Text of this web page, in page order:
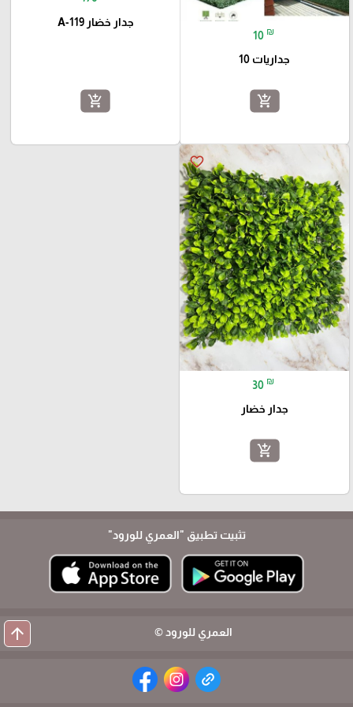
10 ₪
جداريات 10
add_shopping_cart
جدار خضار A-119
add_shopping_cart
favorite_border
30 ₪
جدار خضار
add_shopping_cart
تثبيت تطبيق "العمري للورود"
العمري للورود © arrow_upward